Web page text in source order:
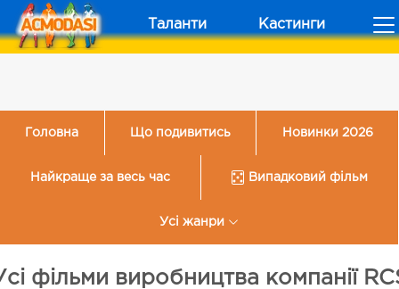
Таланти Кастинги
Головна Що подивитись Новинки 2026
Найкраще за весь час Випадковий фільм
Усі жанри
фільми виробництва компанії